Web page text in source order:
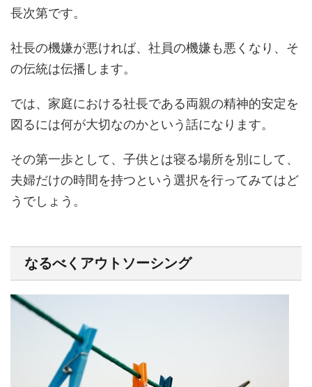
長次第です。
社長の機嫌が悪ければ、社員の機嫌も悪くなり、そ
の伝統は伝播します。
では、家庭における社長である両親の精神的安定を
図るには何が大切なのかという話になります。
その第一歩として、子供とは寝る場所を別にして、
夫婦だけの時間を持つという選択を行ってみてはど
うでしょう。
なるべくアウトソーシング